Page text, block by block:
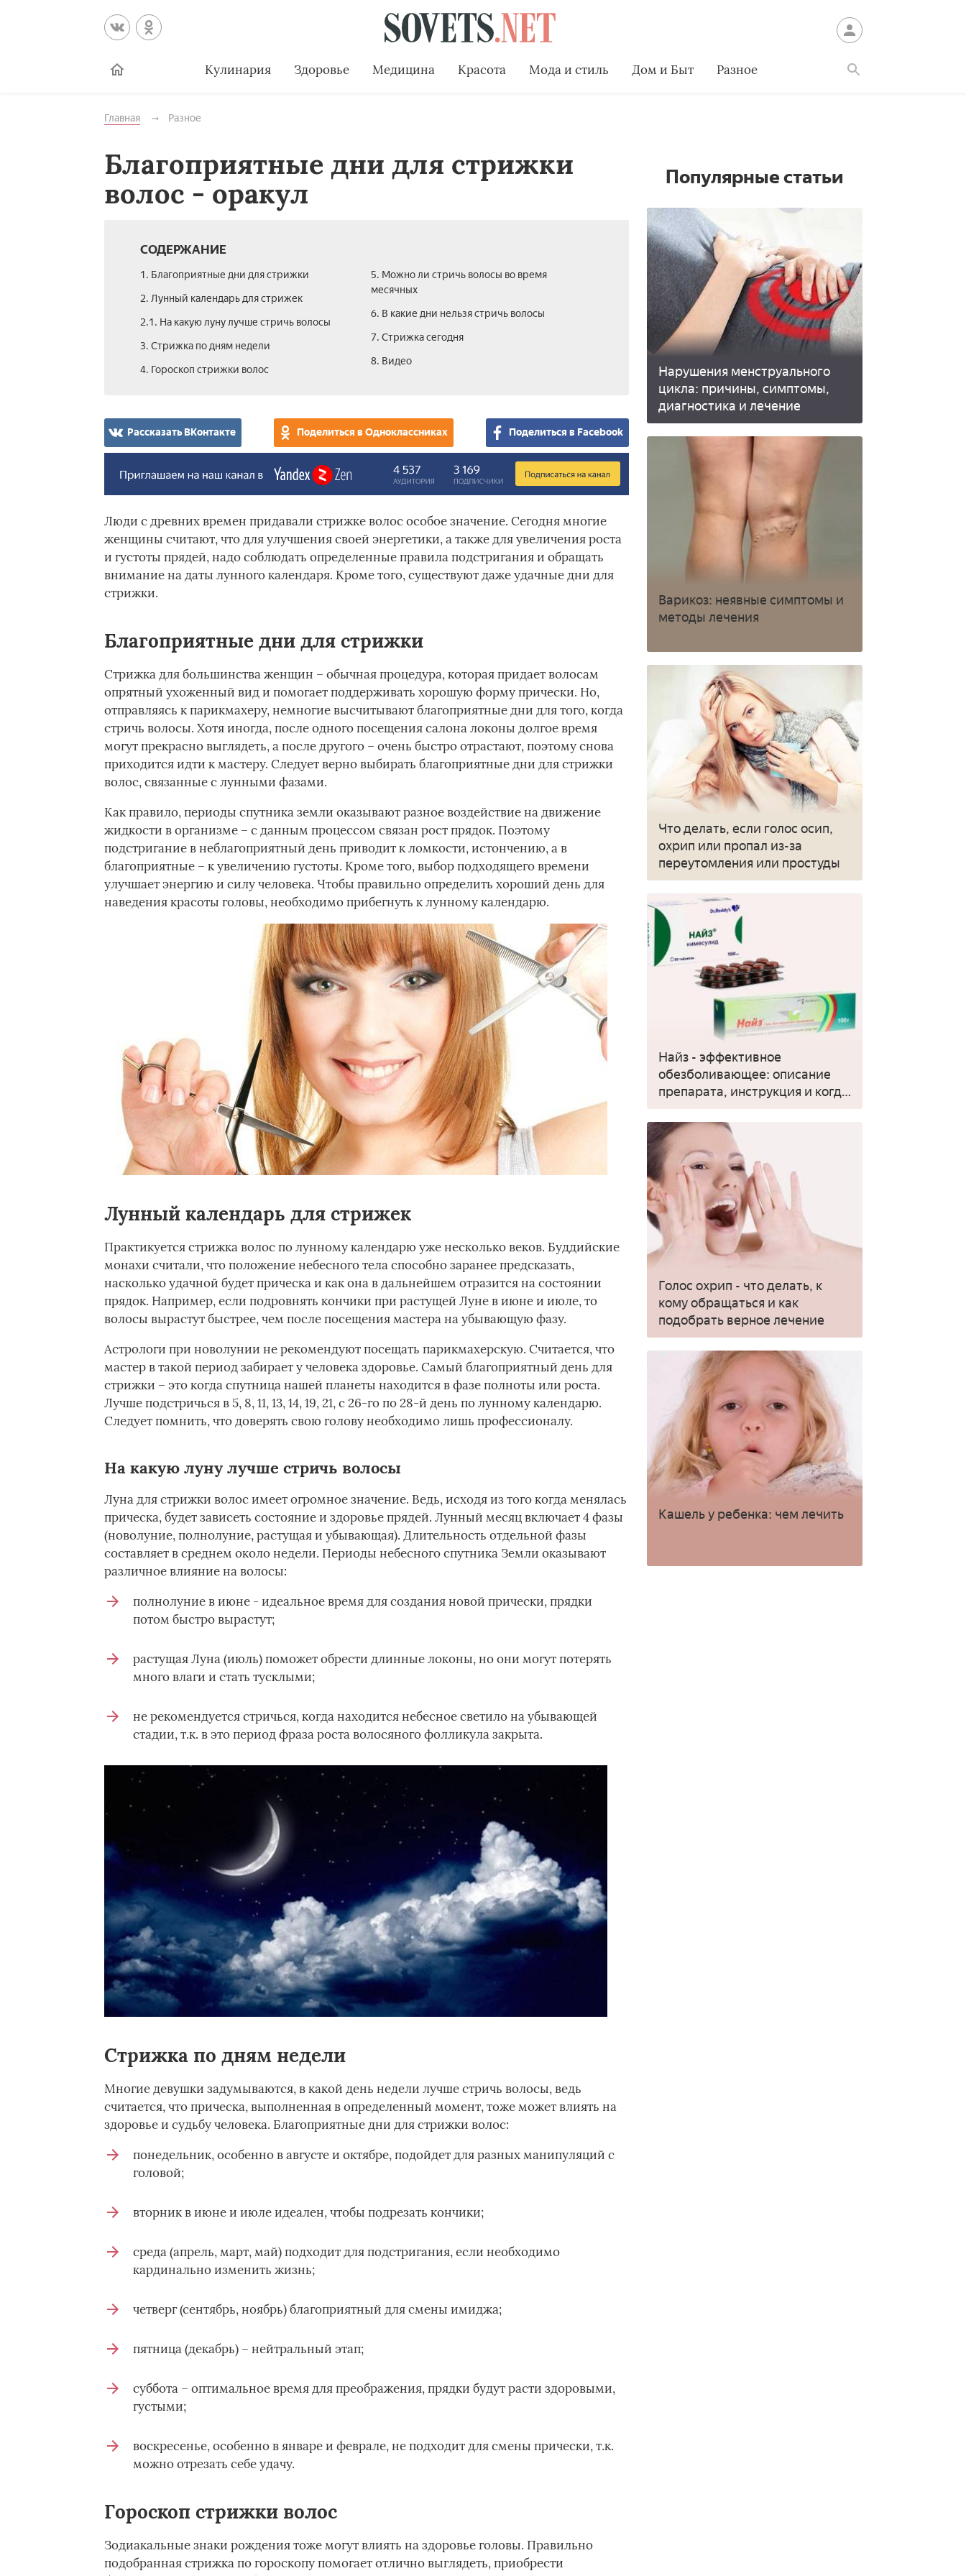
Кулинария Здоровье Медицина Красота Мода и стиль Дом и Быт Разное
Главная Разное
Благоприятные дни для стрижки
волос - оракул
СОДЕРЖАНИЕ
1. Благоприятные дни для стрижки
2. Лунный календарь для стрижек
2.1. На какую луну лучше стричь волосы
3. Стрижка по дням недели
4. Гороскоп стрижки волос
5. Можно ли стричь волосы во время
месячных
6. В какие дни нельзя стричь волосы
7. Стрижка сегодня
8. Видео
Рассказать ВКонтакте Поделиться в Одноклассниках Поделиться в Facebook
Люди с древних времен придавали стрижке волос особое значение. Сегодня многие
женщины считают, что для улучшения своей энергетики, а также для увеличения роста
и густоты прядей, надо соблюдать определенные правила подстригания и обращать
внимание на даты лунного календаря. Кроме того, существуют даже удачные дни для
стрижки.
Благоприятные дни для стрижки
Стрижка для большинства женщин – обычная процедура, которая придает волосам
опрятный ухоженный вид и помогает поддерживать хорошую форму прически. Но,
отправляясь к парикмахеру, немногие высчитывают благоприятные дни для того, когда
стричь волосы. Хотя иногда, после одного посещения салона локоны долгое время
могут прекрасно выглядеть, а после другого – очень быстро отрастают, поэтому снова
приходится идти к мастеру. Следует верно выбирать благоприятные дни для стрижки
волос, связанные с лунными фазами.
Как правило, периоды спутника земли оказывают разное воздействие на движение
жидкости в организме – с данным процессом связан рост прядок. Поэтому
подстригание в неблагоприятный день приводит к ломкости, истончению, а в
благоприятные – к увеличению густоты. Кроме того, выбор подходящего времени
улучшает энергию и силу человека. Чтобы правильно определить хороший день для
наведения красоты головы, необходимо прибегнуть к лунному календарю.
Лунный календарь для стрижек
Практикуется стрижка волос по лунному календарю уже несколько веков. Буддийские
монахи считали, что положение небесного тела способно заранее предсказать,
насколько удачной будет прическа и как она в дальнейшем отразится на состоянии
прядок. Например, если подровнять кончики при растущей Луне в июне и июле, то
волосы вырастут быстрее, чем после посещения мастера на убывающую фазу.
Астрологи при новолунии не рекомендуют посещать парикмахерскую. Считается, что
мастер в такой период забирает у человека здоровье. Самый благоприятный день для
стрижки – это когда спутница нашей планеты находится в фазе полноты или роста.
Лучше подстричься в 5, 8, 11, 13, 14, 19, 21, с 26-го по 28-й день по лунному календарю.
Следует помнить, что доверять свою голову необходимо лишь профессионалу.
На какую луну лучше стричь волосы
Луна для стрижки волос имеет огромное значение. Ведь, исходя из того когда менялась
прическа, будет зависеть состояние и здоровье прядей. Лунный месяц включает 4 фазы
(новолуние, полнолуние, растущая и убывающая). Длительность отдельной фазы
составляет в среднем около недели. Периоды небесного спутника Земли оказывают
различное влияние на волосы:
полнолуние в июне - идеальное время для создания новой прически, прядки
потом быстро вырастут;
растущая Луна (июль) поможет обрести длинные локоны, но они могут потерять
много влаги и стать тусклыми;
не рекомендуется стричься, когда находится небесное светило на убывающей
стадии, т.к. в это период фраза роста волосяного фолликула закрыта.
Стрижка по дням недели
Многие девушки задумываются, в какой день недели лучше стричь волосы, ведь
считается, что прическа, выполненная в определенный момент, тоже может влиять на
здоровье и судьбу человека. Благоприятные дни для стрижки волос:
понедельник, особенно в августе и октябре, подойдет для разных манипуляций с
головой;
вторник в июне и июле идеален, чтобы подрезать кончики;
среда (апрель, март, май) подходит для подстригания, если необходимо
кардинально изменить жизнь;
четверг (сентябрь, ноябрь) благоприятный для смены имиджа;
пятница (декабрь) – нейтральный этап;
суббота – оптимальное время для преображения, прядки будут расти здоровыми,
густыми;
воскресенье, особенно в январе и феврале, не подходит для смены прически, т.к.
можно отрезать себе удачу.
Гороскоп стрижки волос
Зодиакальные знаки рождения тоже могут влиять на здоровье головы. Правильно
подобранная стрижка по гороскопу помогает отлично выглядеть, приобрести
Популярные статьи
Нарушения менструального
цикла: причины, симптомы,
диагностика и лечение
Варикоз: неявные симптомы и
методы лечения
Что делать, если голос осип,
охрип или пропал из-за
переутомления или простуды
Найз - эффективное
обезболивающее: описание
препарата, инструкция и когда
применять
Голос охрип - что делать, к
кому обращаться и как
подобрать верное лечение
Кашель у ребенка: чем лечить